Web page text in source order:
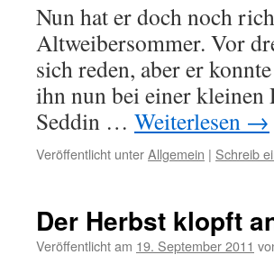
Nun hat er doch noch
Altweibersommer. Vor
sich reden, aber er
ihn nun bei einer kleinen
Seddin … Weiterlesen →
Veröffentlicht unterAllgemein | Schreib
Der Herbst klopft
Veröffentlicht am 19. September 2011